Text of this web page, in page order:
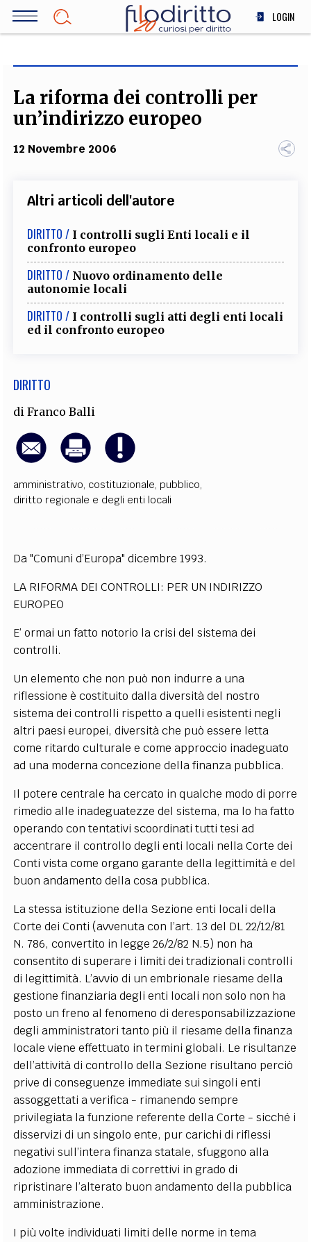
Salta
LOGIN
SOCIETÀ
MEDICINA
SCIENZA
STORIA E FILOSOFIA
ALTRO
FILODIRITTO REDAZIONE COMITATO SCIENTIFICO AUTORI
FOTOGRAFI
PARTNER
EXTRA
La riforma dei controlli per
un’indirizzo europeo
12 Novembre 2006
Altri articoli dell'autore
DIRITTO / I controlli sugli Enti locali e il
confronto europeo
DIRITTO / Nuovo ordinamento delle
autonomie locali
DIRITTO / I controlli sugli atti degli enti locali
ed il confronto europeo
DIRITTO
diFranco Balli
amministrativo, costituzionale, pubblico,
diritto regionale e degli enti locali
Da "Comuni d’Europa" dicembre 1993.
LA RIFORMA DEI CONTROLLI: PER UN INDIRIZZO
EUROPEO
E’ ormai un fatto notorio la crisi del sistema dei
controlli.
Un elemento che non può non indurre a una
riflessione è costituito dalla diversità del nostro
sistema dei controlli rispetto a quelli esistenti negli
altri paesi europei, diversità che può essere letta
come ritardo culturale e come approccio inadeguato
ad una moderna concezione della finanza pubblica.
Il potere centrale ha cercato in qualche modo di porre
rimedio alle inadeguatezze del sistema, ma lo ha fatto
operando con tentativi scoordinati tutti tesi ad
accentrare il controllo degli enti locali nella Corte dei
Conti vista come organo garante della legittimità e del
buon andamento della cosa pubblica.
La stessa istituzione della Sezione enti locali della
Corte dei Conti (avvenuta con l’art. 13 del DL 22/12/81
N. 786, convertito in legge 26/2/82 N.5) non ha
consentito di superare i limiti dei tradizionali controlli
di legittimità. L’avvio di un embrionale riesame della
gestione finanziaria degli enti locali non solo non ha
posto un freno al fenomeno di deresponsabilizzazione
degli amministratori tanto più il riesame della finanza
locale viene effettuato in termini globali. Le risultanze
dell’attività di controllo della Sezione risultano perciò
prive di conseguenze immediate sui singoli enti
assoggettati a verifica - rimanendo sempre
privilegiata la funzione referente della Corte - sicché i
disservizi di un singolo ente, pur carichi di riflessi
negativi sull’intera finanza statale, sfuggono alla
adozione immediata di correttivi in grado di
ripristinare l’alterato buon andamento della pubblica
amministrazione.
I più volte individuati limiti delle norme in tema